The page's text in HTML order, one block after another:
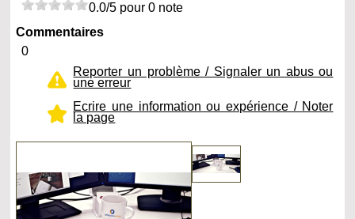
0.0/5 pour 0 note
Commentaires
0
Reporter un problème / Signaler un abus ou
une erreur
Ecrire une information ou expérience / Noter
la page